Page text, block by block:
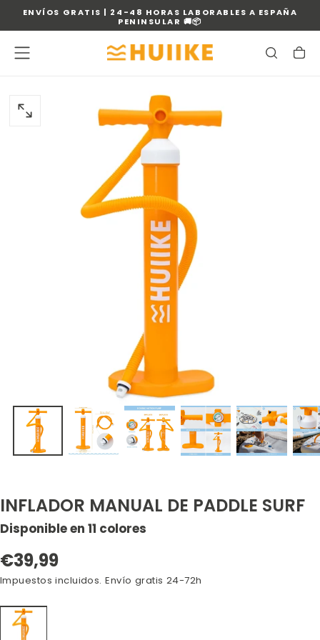
SALTAR
ENVÍOS GRATIS | 24-48 HORAS LABORABLES A ESPAÑA
PENINSULAR 🚚📦
INFLADOR MANUAL DE PADDLE SURF
Disponible en 11 colores
Precio
regular
€39,99
Impuestos incluidos. Envío gratis 24-72h